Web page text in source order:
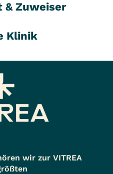
& Zuweiser
Klinik
wir zur VITREA